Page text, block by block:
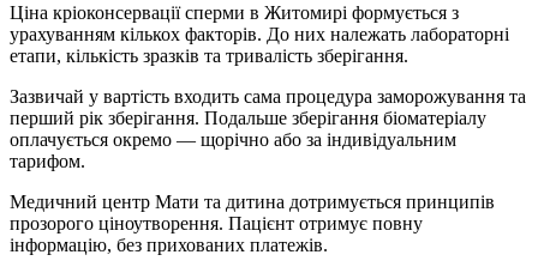
Ціна кріоконсервації сперми в Житомирі формується з
урахуванням кількох факторів. До них належать лабораторні
етапи, кількість зразків та тривалість зберігання.
Зазвичай у вартість входить сама процедура заморожування та
перший рік зберігання. Подальше зберігання біоматеріалу
оплачується окремо — щорічно або за індивідуальним
тарифом.
Медичний центр Мати та дитина дотримується принципів
прозорого ціноутворення. Пацієнт отримує повну
інформацію, без прихованих платежів.